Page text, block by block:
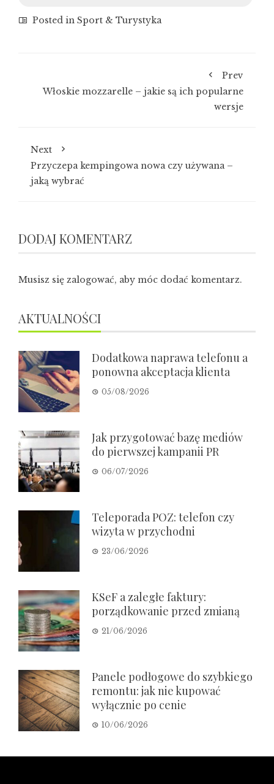
Posted in Sport & Turystyka
Prev
Włoskie mozzarelle – jakie są ich popularne
wersje
Next
Przyczepa kempingowa nowa czy używana –
jaką wybrać
DODAJ KOMENTARZ
Musisz się zalogować, aby móc dodać komentarz.
AKTUALNOŚCI
Dodatkowa naprawa telefonu a
ponowna akceptacja klienta
05/08/2026
Jak przygotować bazę mediów
do pierwszej kampanii PR
06/07/2026
Teleporada POZ: telefon czy
wizyta w przychodni
23/06/2026
KSeF a zaległe faktury:
porządkowanie przed zmianą
21/06/2026
Panele podłogowe do szybkiego
remontu: jak nie kupować
wyłącznie po cenie
10/06/2026